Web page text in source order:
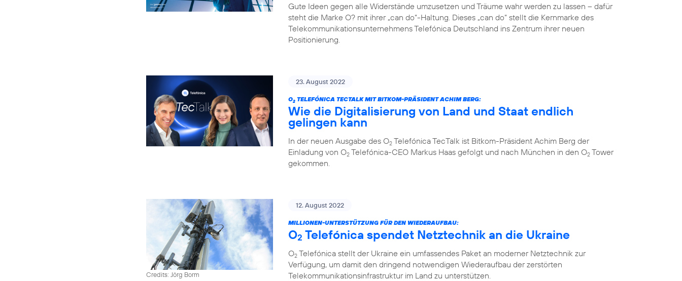
Gute Ideen gegen alle Widerstände umzusetzen und Träume wahr werden zu lassen – dafür
steht die Marke O? mit ihrer „can do“-Haltung. Dieses „can do“ stellt die Kernmarke des
Telekommunikationsunternehmens Telefónica Deutschland ins Zentrum ihrer neuen
Positionierung.
23. August 2022
O2 TELEFÓNICA TECTALK MIT BITKOM-PRÄSIDENT ACHIM BERG:
Wie die Digitalisierung von Land und Staat endlich
gelingen kann
In der neuen Ausgabe des O2 Telefónica TecTalk ist Bitkom-Präsident Achim Berg der
Einladung von O2 Telefónica-CEO Markus Haas gefolgt und nach München in den O2 Tower
gekommen.
Credits: Jörg Borm
12. August 2022
MILLIONEN-UNTERSTÜTZUNG FÜR DEN WIEDERAUFBAU:
O2 Telefónica spendet Netztechnik an die Ukraine
O2 Telefónica stellt der Ukraine ein umfassendes Paket an moderner Netztechnik zur
Verfügung, um damit den dringend notwendigen Wiederaufbau der zerstörten
Telekommunikationsinfrastruktur im Land zu unterstützen.